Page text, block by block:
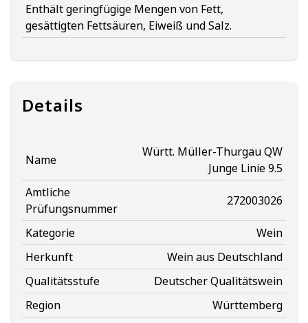
Enthält geringfügige Mengen von Fett,
gesättigten Fettsäuren, Eiweiß und Salz.
Details
Name
Württ. Müller-Thurgau QW
Junge Linie 9.5
Amtliche
Prüfungsnummer
272003026
Kategorie
Wein
Herkunft
Wein aus Deutschland
Qualitätsstufe
Deutscher Qualitätswein
Region
Württemberg